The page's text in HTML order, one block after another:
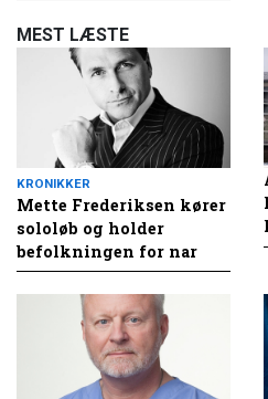
MEST LÆSTE
KRONIKKER
Mette Frederiksen kører
sololøb og holder
befolkningen for nar